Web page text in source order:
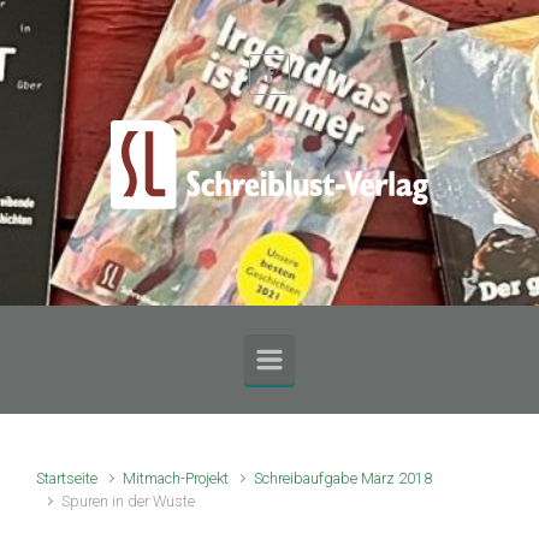
Zum Hauptinhalt springen
Startseite Mitmach-Projekt
Schreibaufgabe März 2018
Spuren in der Wüste